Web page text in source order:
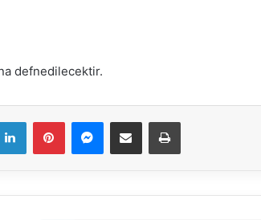
defnedilecektir.
LinkedInPinterestMessenger
E-Mail ile paylaş Yazdır